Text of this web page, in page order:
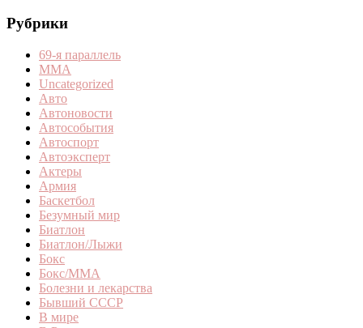
Рубрики
69-я параллель
MMA
Uncategorized
Авто
Автоновости
Автособытия
Автоспорт
Автоэксперт
Актеры
Армия
Баскетбол
Безумный мир
Биатлон
Биатлон/Лыжи
Бокс
Бокс/MMA
Болезни и лекарства
Бывший СССР
В мире